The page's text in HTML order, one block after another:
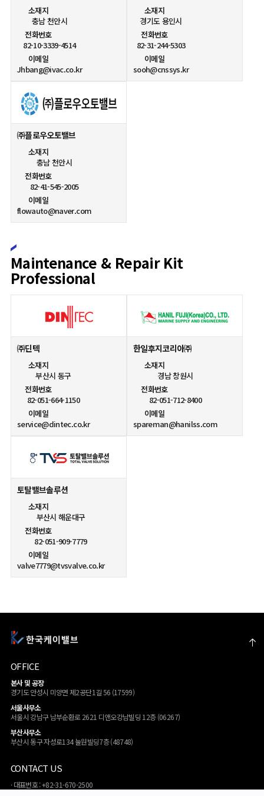
소재지
충남 천안시
전화번호
82-10-3339-4514
이메일
Jhbang@ivac.co.kr
소재지
경기도 용인시
전화번호
82-31-244-5303
이메일
sooh@cnssys.kr
㈜플로우오토밸브
소재지
충남 천안시
전화번호
82-41-545-2005
이메일
flowauto@naver.com
Maintenance & Repair Kit
Professional
㈜딘텍
소재지
부산시 동구
전화번호
82-051-664-1150
이메일
service@dintec.co.kr
한일후지코리아㈜
소재지
경남 창원시
전화번호
82-051-712-8400
이메일
spareman@hanilss.com
토탈밸브솔루션
소재지
부산시 해운대구
전화번호
82-051-909-7779
이메일
valve7779@tvsvalve.co.kr
OFFICE
본사 및 공장
경기도 안성시 미양면 제2공단1길 56 (17599)
서울사무소
서울시 강남구 남부순환로 2621 디앤오강남빌딩 12층 (06267)
부산사무소
부산시 동구 자성로134 눌원빌딩7층 (48748)
CONTACT US
· 대표번호 : +82-31-670-2500